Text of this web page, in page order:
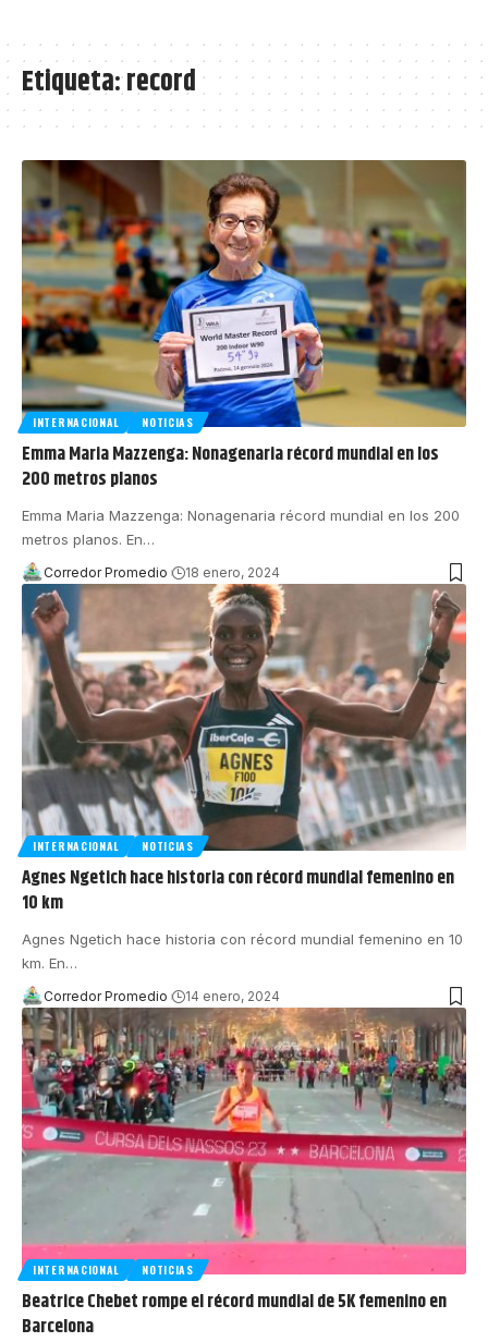
Etiqueta:record
INTERNACIONAL NOTICIAS
Emma Maria Mazzenga: Nonagenaria récord mundial en los
200 metros planos
Emma Maria Mazzenga: Nonagenaria récord mundial en los 200
metros planos. En…
Corredor Promedio 18 enero, 2024
INTERNACIONAL NOTICIAS
Agnes Ngetich hace historia con récord mundial femenino en
10 km
Agnes Ngetich hace historia con récord mundial femenino en 10
km. En…
Corredor Promedio 14 enero, 2024
INTERNACIONAL NOTICIAS
Beatrice Chebet rompe el récord mundial de 5K femenino en
Barcelona